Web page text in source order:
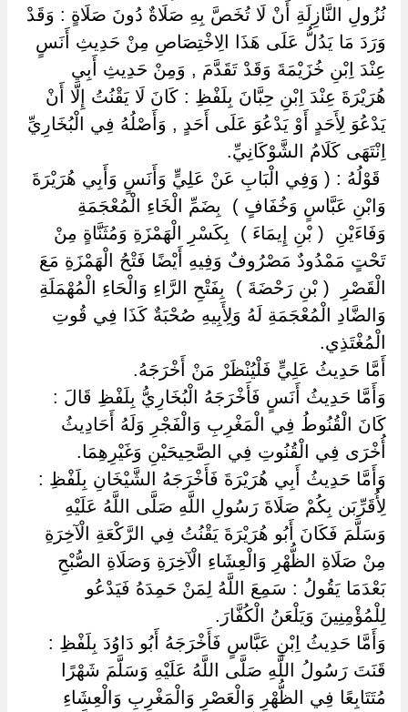
نُزُولِ النَّازِلَةِ أَنْ لَا تُخَصَّ بِهِ صَلَاةٌ دُونَ صَلَاةٍ : وَقَدْ
وَرَدَ مَا يَدُلُّ عَلَى هَذَا الِاخْتِصَاصِ مِنْ حَدِيثِ أَنَسٍ
عِنْدَ اِبْنِ خُزَيْمَةَ وَقَدْ تَقَدَّمَ , وَمِنْ حَدِيثِ أَبِي
هُرَيْرَةَ عِنْدَ اِبْنِ حِبَّانَ بِلَفْظِ : كَانَ لَا يَقْنُتُ إِلَّا أَنْ
يَدْعُوَ لِأَحَدٍ أَوْ يَدْعُوَ عَلَى أَحَدٍ , وَأَصْلُهُ فِي الْبُخَارِيِّ
اِنْتَهَى كَلَامُ الشَّوْكَانِيِّ.
‏ ‏قَوْلُهُ : ( وَفِي الْبَابِ عَنْ عَلِيٍّ وَأَنَسٍ وَأَبِي هُرَيْرَةَ
وَابْنِ عَبَّاسٍ وَخُفَافٍ ) ‏ ‏بِضَمِّ الْخَاءِ الْمُعْجَمَةِ
وَفَاءَيْنِ ‏ ‏( بْنِ إِيمَاءَ ) ‏ ‏بِكَسْرِ الْهَمْزَةِ وَمُثَنَّاةٍ مِنْ
تَحْتٍ مَمْدُودٌ مَصْرُوفٌ وَفِيهِ أَيْضًا فَتْحُ الْهَمْزَةِ مَعَ
الْقَصْرِ ‏ ‏( بْنِ رَحْضَةَ ) ‏ ‏بِفَتْحِ الرَّاءِ وَالْحَاءِ الْمُهْمَلَةِ
وَالضَّادِ الْمُعْجَمَةِ لَهُ وَلِأَبِيهِ صُحْبَةٌ كَذَا فِي قُوتِ
الْمُغْتَذِي.
أَمَّا حَدِيثُ عَلِيٍّ فَلْيُنْظَرْ مَنْ أَخْرَجَهُ.
وَأَمَّا حَدِيثُ أَنَسٍ فَأَخْرَجَهُ الْبُخَارِيُّ بِلَفْظِ قَالَ :
كَانَ الْقُنُوطُ فِي الْمَغْرِبِ وَالْفَجْرِ وَلَهُ أَحَادِيثُ
أُخْرَى فِي الْقُنُوتِ فِي الصَّحِيحَيْنِ وَغَيْرِهِمَا.
وَأَمَّا حَدِيثُ أَبِي هُرَيْرَةَ فَأَخْرَجَهُ الشَّيْخَانِ بِلَفْظِ :
لِأُقَرِّبَن بِكُمْ صَلَاةَ رَسُولِ اللَّهِ صَلَّى اللَّهُ عَلَيْهِ
وَسَلَّمَ فَكَانَ أَبُو هُرَيْرَةَ يَقْنُتُ فِي الرَّكْعَةِ الْآخِرَةِ
مِنْ صَلَاةِ الظُّهْرِ وَالْعِشَاءِ الْآخِرَةِ وَصَلَاةِ الصُّبْحِ
بَعْدَمَا يَقُولُ : سَمِعَ اللَّهُ لِمَنْ حَمِدَهُ فَيَدْعُو
لِلْمُؤْمِنِينَ وَيَلْعَنُ الْكُفَّارَ.
وَأَمَّا حَدِيثُ اِبْنِ عَبَّاسٍ فَأَخْرَجَهُ أَبُو دَاوُدَ بِلَفْظِ :
قَنَتَ رَسُولُ اللَّهِ صَلَّى اللَّهُ عَلَيْهِ وَسَلَّمَ شَهْرًا
مُتَتَابِعًا فِي الظُّهْرِ وَالْعَصْرِ وَالْمَغْرِبِ وَالْعِشَاءِ